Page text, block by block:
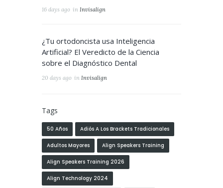
16 days ago in Invisalign
¿Tu ortodoncista usa Inteligencia
Artificial? El Veredicto de la Ciencia
sobre el Diagnóstico Dental
20 days ago in Invisalign
Tags
50 Años Adiós A Los Brackets Tradicionales
Adultos Mayores Align Speakers Training
Align Speakers Training 2026
Align Technology 2024